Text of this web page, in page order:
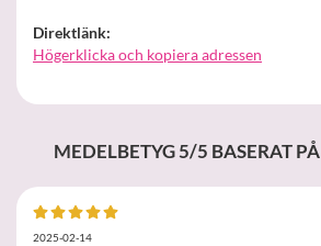
Direktlänk:
Högerklicka och kopiera adressen
MEDELBETYG5/5 BASERAT PÅ
2025-02-14